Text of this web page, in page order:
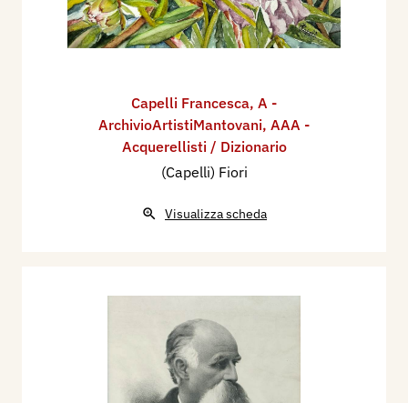
Capelli Francesca, A -
ArchivioArtistiMantovani, AAA -
Acquerellisti / Dizionario
(Capelli) Fiori
Visualizza scheda